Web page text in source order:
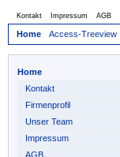
Kontakt Impressum AGB
Home Access-Treeview
Home
Kontakt
Firmenprofil
Unser Team
Impressum
AGB